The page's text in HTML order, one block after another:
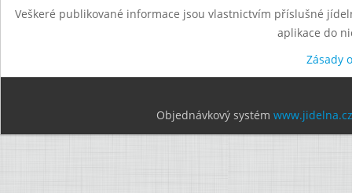
Veškeré publikované informace jsou vlastnictvím příslušné
aplikace do
Zásady
Objednávkový systém www.jidelna.cz